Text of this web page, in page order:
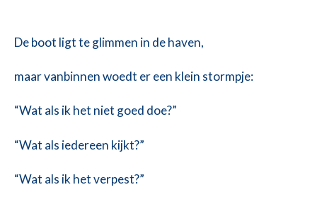
De boot ligt te glimmen in de haven,
maar vanbinnen woedt er een klein stormpje:
“Wat als ik het niet goed doe?”
“Wat als iedereen kijkt?”
“Wat als ik het verpest?”